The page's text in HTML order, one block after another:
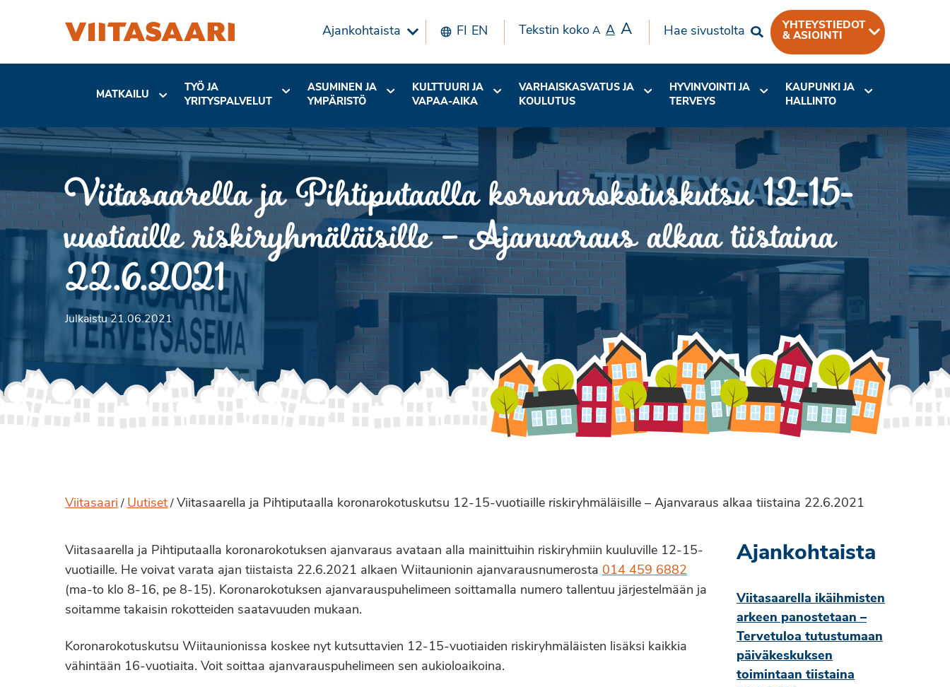
Ajankohtaista FI EN Tekstin koko A A A Hae sivustolta
YHTEYSTIEDOT
& ASIOINTI
MATKAILU
TYÖ JA
YRITYSPALVELUT
ASUMINEN JA
YMPÄRISTÖ
KULTTUURI JA
VAPAA-AIKA
VARHAISKASVATUS JA
KOULUTUS
HYVINVOINTI JA
TERVEYS
KAUPUNKI JA
HALLINTO
Viitasaarella ja Pihtiputaalla koronarokotuskutsu 12-15-
vuotiaille riskiryhmäläisille – Ajanvaraus alkaa tiistaina
22.6.2021
Julkaistu 21.06.2021
Viitasaari / Uutiset / Viitasaarella ja Pihtiputaalla koronarokotuskutsu 12-15-vuotiaille riskiryhmäläisille – Ajanvaraus alkaa tiistaina 22.6.2021
Viitasaarella ja Pihtiputaalla koronarokotuksen ajanvaraus avataan alla mainittuihin riskiryhmiin kuuluville 12-15-
vuotiaille. He voivat varata ajan tiistaista 22.6.2021 alkaen Wiitaunionin ajanvarausnumerosta 014 459 6882
(ma-to klo 8-16, pe 8-15). Koronarokotuksen ajanvarauspuhelimeen soittamalla numero tallentuu järjestelmään ja
soitamme takaisin rokotteiden saatavuuden mukaan.
Koronarokotuskutsu Wiitaunionissa koskee nyt kutsuttavien 12-15-vuotiaiden riskiryhmäläisten lisäksi kaikkia
vähintään 16-vuotiaita. Voit soittaa ajanvarauspuhelimeen sen aukioloaikoina.
Ajankohtaista
Viitasaarella ikäihmisten
arkeen panostetaan –
Tervetuloa tutustumaan
päiväkeskuksen
toimintaan tiistaina